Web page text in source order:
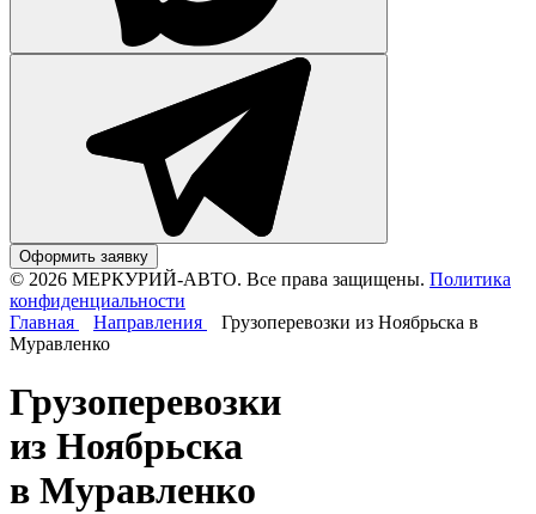
Оформить заявку
© 2026 МЕРКУРИЙ-АВТО. Все права защищены. Политика
конфиденциальности
Главная
Направления
Грузоперевозки из Ноябрьска в
Муравленко
Грузоперевозки
из Ноябрьска
в Муравленко